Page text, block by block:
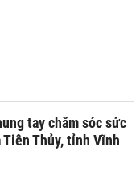
tay chăm sóc sức
Thủy, tỉnh Vĩnh